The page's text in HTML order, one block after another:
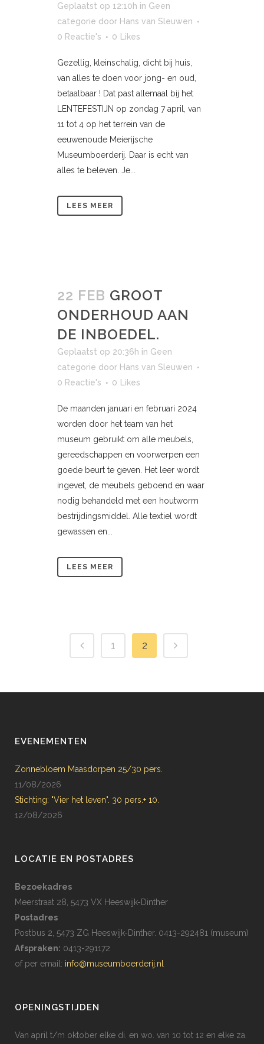
Geplaatst op 12:10h in Geen
categorie door Hans van Sleuwen
0 Reactie's
0 Likes
Gezellig, kleinschalig, dicht bij huis,
van alles te doen voor jong- en oud,
betaalbaar ! Dat past allemaal bij het
LENTEFESTIJN op zondag 7 april, van
11 tot 4 op het terrein van de
eeuwenoude Meierijsche
Museumboerderij. Daar is echt van
alles te beleven. Je...
LEES MEER
22 FEB GROOT
ONDERHOUD AAN
DE INBOEDEL.
Geplaatst op 20:36h in Geen
categorie door Hans van Sleuwen
0 Reactie's
0 Likes
De maanden januari en februari 2024
worden door het team van het
museum gebruikt om alle meubels,
gereedschappen en voorwerpen een
goede beurt te geven. Het leer wordt
ingevet, de meubels geboend en waar
nodig behandeld met een houtworm
bestrijdingsmiddel. Alle textiel wordt
gewassen en...
LEES MEER
1 2
EVENEMENTEN
Zonnebloem Maasdorpen 25/30 pers.
11/08/2026
Stichting: "Vier het leven". 30 pers.+ 10.
12/08/2026
LOCATIE EN POSTADRES
Bezoekadres
Meerstraat 28, 5473 VX Heeswijk-Dinther
Postadres
Postbus 2, 5473 ZG Heeswijk-Dinther. 0413-292481 (museum)
Afspraken: 0413-291172
of per email: info@museumboerderij.nl
OPENINGSTIJDEN
Van april t/m oktober elke di. en wo. van 10 tot 12 en elke za.